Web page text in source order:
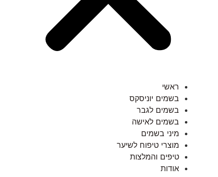
ראשי
בשמים יוניסקס
בשמים לגבר
בשמים לאישה
מיני בשמים
מוצרי טיפוח לשיער
טיפים והמלצות
אודות